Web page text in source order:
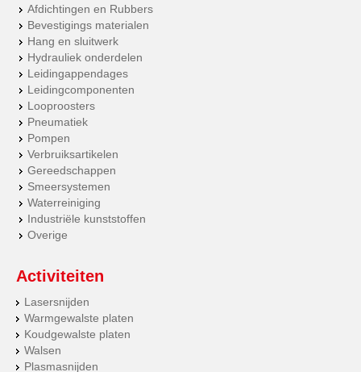
Afdichtingen en Rubbers
Bevestigings materialen
Hang en sluitwerk
Hydrauliek onderdelen
Leidingappendages
Leidingcomponenten
Looproosters
Pneumatiek
Pompen
Verbruiksartikelen
Gereedschappen
Smeersystemen
Waterreiniging
Industriële kunststoffen
Overige
Activiteiten
Lasersnijden
Warmgewalste platen
Koudgewalste platen
Walsen
Plasmasnijden